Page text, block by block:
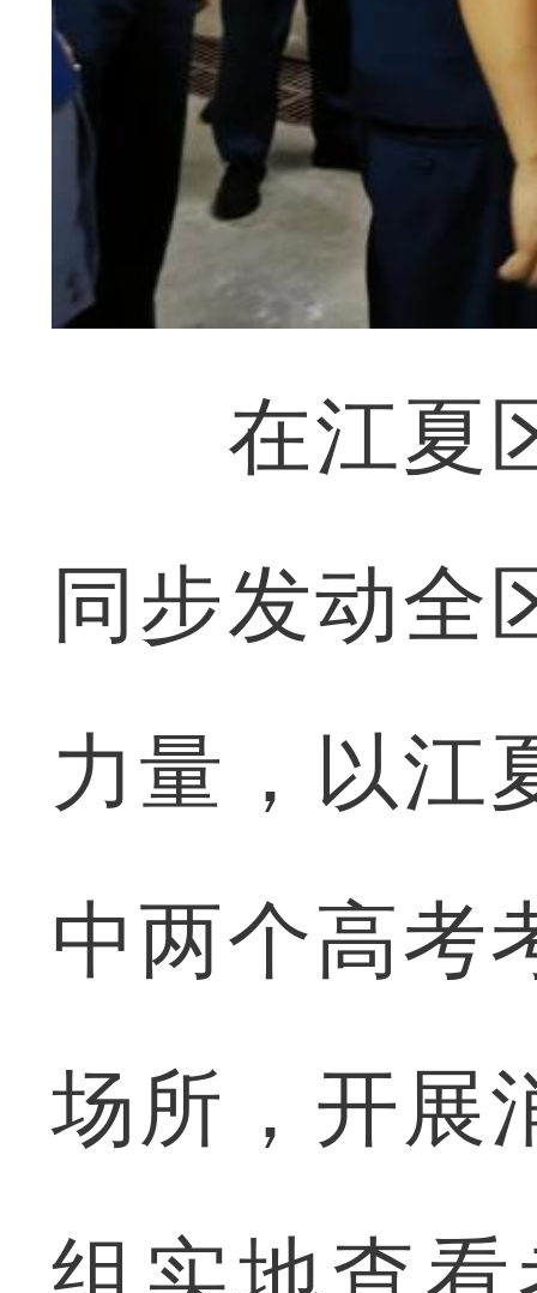
在江夏区
同步发动全
力量，以江
中两个高考
场所，开展